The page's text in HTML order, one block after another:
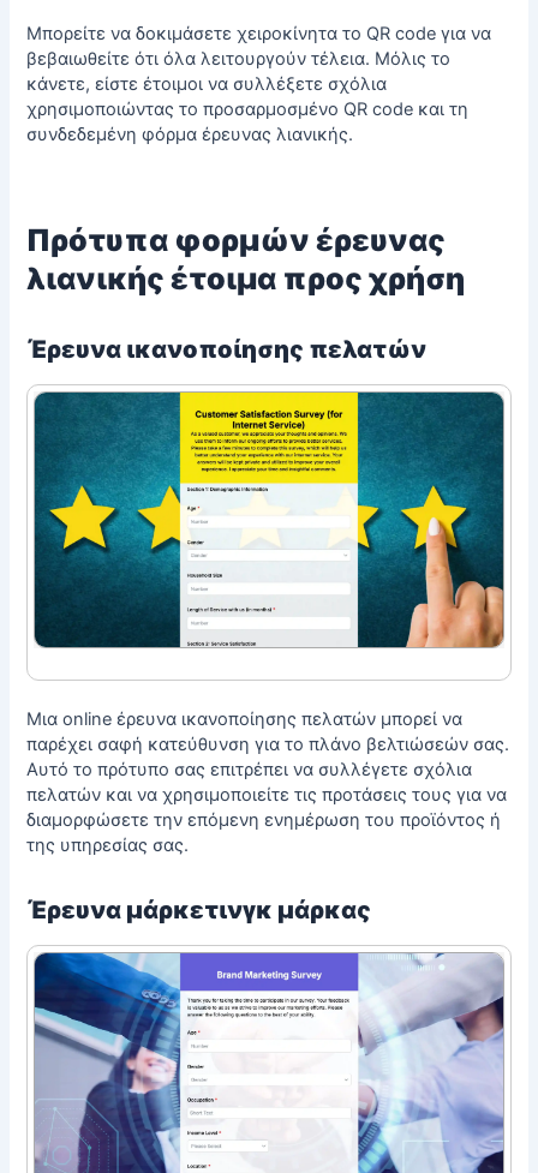
Μπορείτε να δοκιμάσετε χειροκίνητα το QR code για να
βεβαιωθείτε ότι όλα λειτουργούν τέλεια. Μόλις το
κάνετε, είστε έτοιμοι να συλλέξετε σχόλια
χρησιμοποιώντας το προσαρμοσμένο QR code και τη
συνδεδεμένη φόρμα έρευνας λιανικής.
Πρότυπα φορμών έρευνας
λιανικής έτοιμα προς χρήση
Έρευνα ικανοποίησης πελατών
Μια online έρευνα ικανοποίησης πελατών μπορεί να
παρέχει σαφή κατεύθυνση για το πλάνο βελτιώσεών σας.
Αυτό το πρότυπο σας επιτρέπει να συλλέγετε σχόλια
πελατών και να χρησιμοποιείτε τις προτάσεις τους για να
διαμορφώσετε την επόμενη ενημέρωση του προϊόντος ή
της υπηρεσίας σας.
Έρευνα μάρκετινγκ μάρκας